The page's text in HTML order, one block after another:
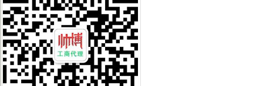
南昌内资公司如何申请进出口权,申请进出口权资质的条件-登尼服
公布《2016年原油非国营贸易进口允许量总量、申请条件和申请程序
南昌企业申请进出口权,如何办理进出口权申请,进出口权申请条件
南京外贸公司进出口经营权申请条件及流程-深圳酷易搜
2012年非国营贸易申请原油进口条件及流程（转载）_进出口贸易_天
鑫南财务--进出口经营权申办条件办理流程需要哪此材料_【公司注册
深圳进出口权申请条件、材料、流程、时间及费用-深圳58同城